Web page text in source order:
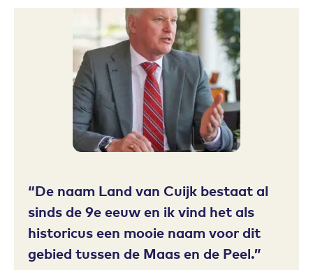
De naam Land van Cuijk bestaat al
sinds de 9e eeuw en ik vind het als
historicus een mooie naam voor dit
gebied tussen de Maas en de Peel.